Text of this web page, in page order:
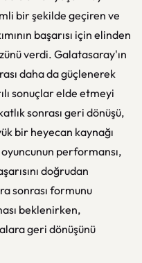
bir şekilde geçiren ve
başarısı için elinden
verdi. Galatasaray'ın
daha da güçlenerek
sonuçlar elde etmeyi
sonrası geri dönüşü,
bir heyecan kaynağı
performansı,
doğrudan
sonrası formunu
beklenirken,
geri dönüşünü